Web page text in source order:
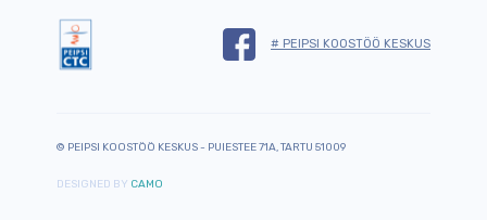
# PEIPSI KOOSTÖÖ KESKUS
© PEIPSI KOOSTÖÖ KESKUS - PUIESTEE 71A, TARTU 51009
DESIGNED BY CAMO